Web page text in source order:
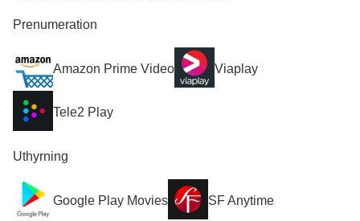
Prenumeration
Amazon Prime Video Viaplay
Tele2 Play
Uthyrning
Google Play Movies SF Anytime